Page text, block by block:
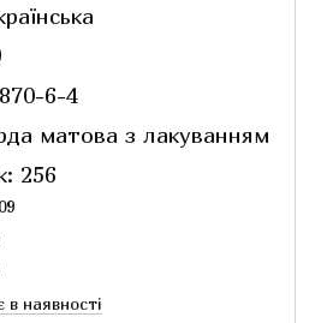
6-4
матова з лакуванням
256
в наявності